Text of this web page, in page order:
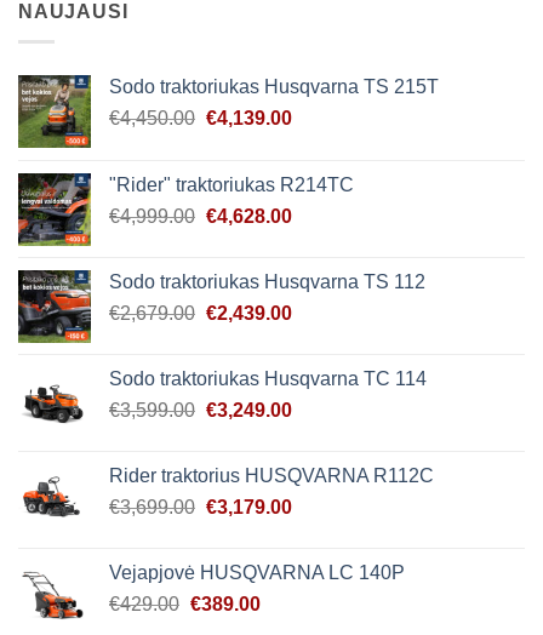
NAUJAUSI
Sodo traktoriukas Husqvarna TS 215T
€4,450.00 Original
€4,450.00.
€4,139.00Current
€4,139.00.
"Rider" traktoriukas R214TC
€4,999.00 Original
€4,999.00.
€4,628.00Current
€4,628.00.
Sodo traktoriukas Husqvarna TS 112
€2,679.00 Original
€2,679.00.
€2,439.00Current
€2,439.00.
Sodo traktoriukas Husqvarna TC 114
€3,599.00 Original
€3,599.00.
€3,249.00Current
€3,249.00.
Rider traktorius HUSQVARNA R112C
€3,699.00 Original
€3,699.00.
€3,179.00Current
€3,179.00.
Vejapjovė HUSQVARNA LC 140P
€429.00 Original
€389.00Current